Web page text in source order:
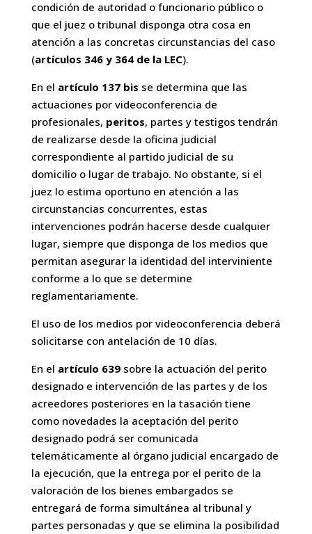
condición de autoridad o funcionario público o
que el juez o tribunal disponga otra cosa en
atención a las concretas circunstancias del caso
(artículos 346 y 364 de la LEC).
En el artículo 137 bis se determina que las
actuaciones por videoconferencia de
profesionales, peritos, partes y testigos tendrán
de realizarse desde la oficina judicial
correspondiente al partido judicial de su
domicilio o lugar de trabajo. No obstante, si el
juez lo estima oportuno en atención a las
circunstancias concurrentes, estas
intervenciones podrán hacerse desde cualquier
lugar, siempre que disponga de los medios que
permitan asegurar la identidad del interviniente
conforme a lo que se determine
reglamentariamente.
El uso de los medios por videoconferencia deberá
solicitarse con antelación de 10 días.
En el artículo 639sobre la actuación del perito
designado e intervención de las partes y de los
acreedores posteriores en la tasación tiene
como novedades la aceptación del perito
designado podrá ser comunicada
telemáticamente al órgano judicial encargado de
la ejecución, que la entrega por el perito de la
valoración de los bienes embargados se
entregará de forma simultánea al tribunal y
partes personadas y que se elimina la posibilidad